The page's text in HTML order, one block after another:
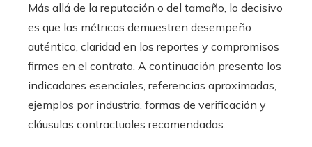
Más allá de la reputación o del tamaño, lo decisivo
es que las métricas demuestren desempeño
auténtico, claridad en los reportes y compromisos
firmes en el contrato. A continuación presento los
indicadores esenciales, referencias aproximadas,
ejemplos por industria, formas de verificación y
cláusulas contractuales recomendadas.